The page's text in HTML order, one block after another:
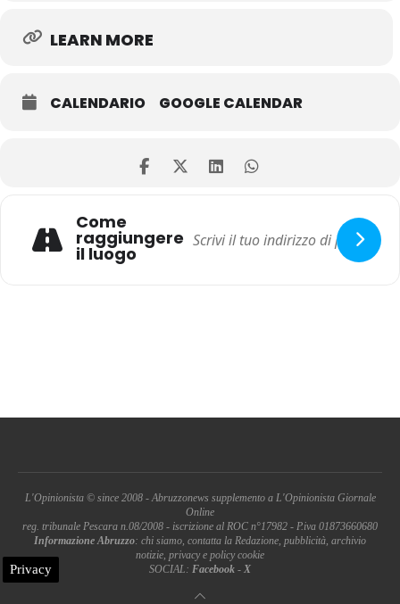
LEARN MORE
CALENDARIO GOOGLE CALENDAR
Come
raggiungere
il luogo
L'Opinionista © since 2008 - Abruzzonews supplemento a L'Opinionista Giornale
Online
reg. tribunale Pescara n.08/2008 - iscrizione al ROC n°17982 - P.iva 01873660680
Informazione Abruzzo: chi siamo, contatta la Redazione, pubblicità, archivio
notizie, privacy e policy cookie
SOCIAL: Facebook - X
Privacy